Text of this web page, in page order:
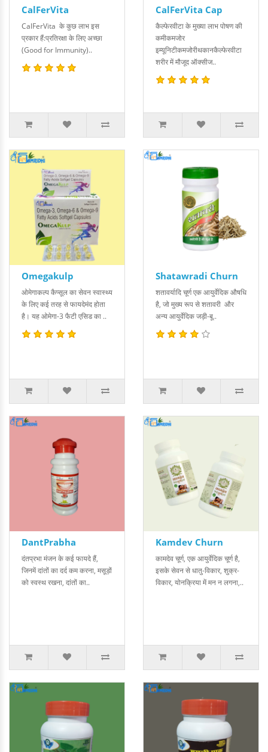
CalFerVita
CalFerVita के कुछ लाभ इस
प्रकार हैं:प्रतिरक्षा के लिए अच्छा
(Good for Immunity)..
CalFerVita Cap
कैल्फेरवीटा के मुख्या लाभ पोषण की
कमीकमजोर
इम्यूनिटीकमजोरीथकानकैल्फेरवीटा
शरीर में मौजूद ऑक्सीज..
Omegakulp
ओमेगाकल्प कैप्सूल का सेवन स्वास्थ्य
के लिए कई तरह से फायदेमंद होता
है। यह ओमेगा-3 फैटी एसिड का ..
Shatawradi Churn
शतावर्यादि चूर्ण एक आयुर्वेदिक औषधि
है, जो मुख्य रूप से शतावरी और
अन्य आयुर्वेदिक जड़ी-बू..
DantPrabha
दंतप्रभा मंजन के कई फायदे हैं,
जिनमें दांतों का दर्द कम करना, मसूड़ों
को स्वस्थ रखना, दांतों का..
Kamdev Churn
कामदेव चूर्ण, एक आयुर्वेदिक चूर्ण है,
इसके सेवन से धातु-विकार, शुक्र-
विकार, योनक्रिया में मन न लगना,..